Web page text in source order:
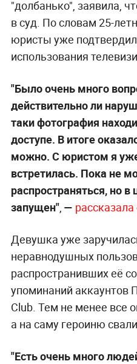
"долбанько", заявила,
в суд. По словам 25-
юристы уже
использования
"Было очень много
действительно ли
таки фотография
доступе. В итоге
можно. С юристом я
встретилась. Пока не
распространяться, но
запущен", — рассказала
Девушка уже
неравнодушных
распространивших её
упоминаний аккаунтов
Club. Тем не менее все
а на саму героиню
"Есть очень много